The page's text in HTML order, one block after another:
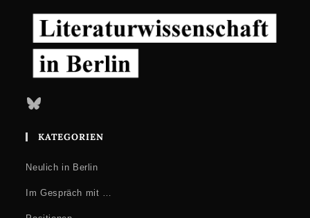
Bluesky
KATEGORIEN
Neulich in Berlin
Im Gespräch mit …